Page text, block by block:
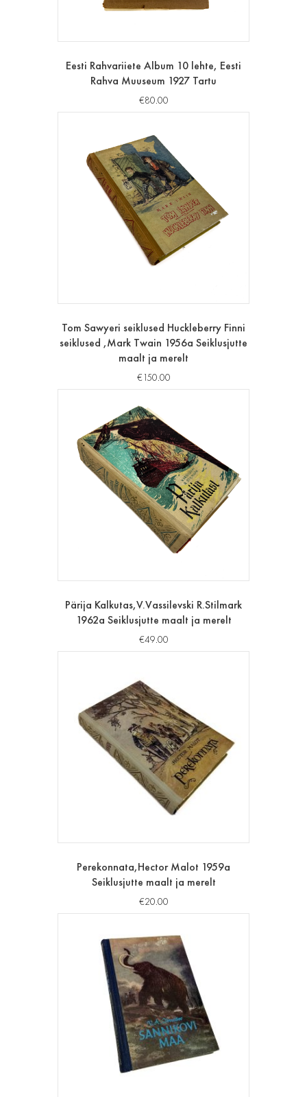
Eesti Rahvariiete Album 10 lehte, Eesti
Rahva Muuseum 1927 Tartu
€80.00
Tom Sawyeri seiklused Huckleberry Finni
seiklused ,Mark Twain 1956a Seiklusjutte
maalt ja merelt
€150.00
Pärija Kalkutas,V.Vassilevski R.Stilmark
1962a Seiklusjutte maalt ja merelt
€49.00
Perekonnata,Hector Malot 1959a
Seiklusjutte maalt ja merelt
€20.00